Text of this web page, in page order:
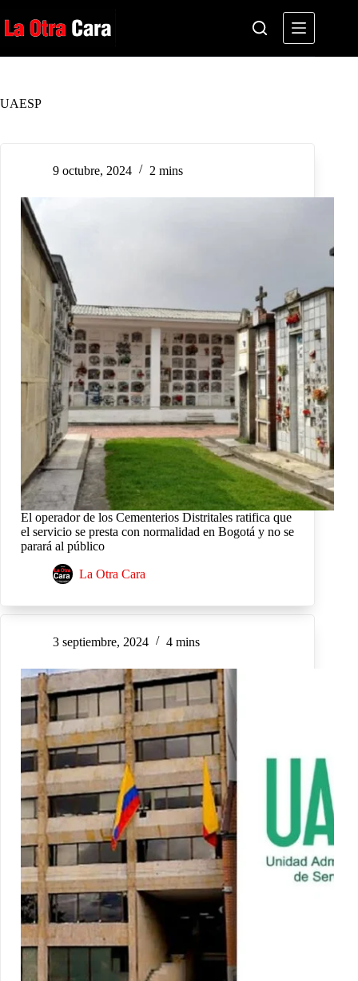
al
contenido
UAESP
9 octubre, 2024 2 mins
El operador de los Cementerios Distritales ratifica que
el servicio se presta con normalidad en Bogotá y no se
parará al público
La Otra Cara
3 septiembre, 2024 4 mins